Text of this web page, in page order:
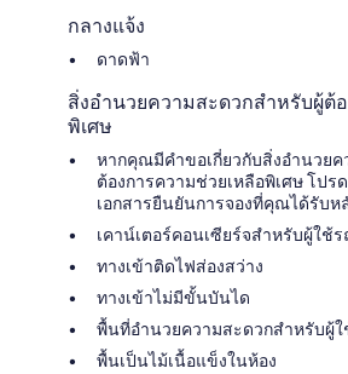
กลางแจ้ง
ดาดฟ้า
สิ่งอำนวยความสะดวกสำหรับผู้ต้
พิเศษ
หากคุณมีคำขอเกี่ยวกับสิ่งอำนวย
ต้องการความช่วยเหลือพิเศษ โป
เอกสารยืนยันการจองที่คุณได้รับห
เคาน์เตอร์คอนเซียร์จสำหรับผู้ใช้ร
ทางเข้าติดไฟส่องสว่าง
ทางเข้าไม่มีขั้นบันได
พื้นที่อำนวยความสะดวกสำหรับผู้ใ
พื้นเป็นไม้เนื้อแข็งในห้อง